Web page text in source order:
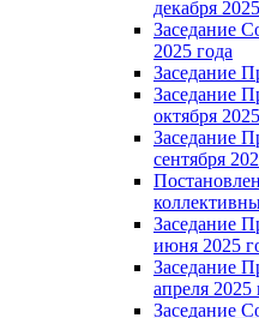
декабря
Заседание
2025 года
Заседание
Заседание
октября
Заседание
сентября
Заседание
июня 2025
Заседание
апреля 2025
Заседание